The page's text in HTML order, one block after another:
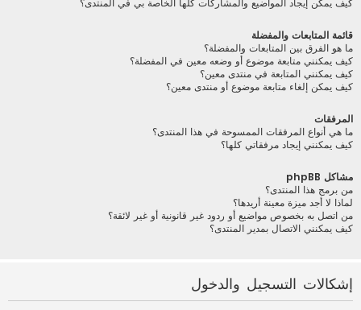
قائمة المتابعات والمفضلة
ما هو الفرق بين المتابعات والمفضلة؟
كيف يمكنني متابعة موضوع أو وضعه معين في المفضلة؟
كيف يمكنني المتابعة في منتدى معين؟
كيف يمكن إلغاء متابعة موضوع أو منتدى معين؟
المرفقات
ما هي أنواع المرفقات الممسوحة في هذا المنتدى؟
كيف يمكنني إيجاد مرفقاتي كلها؟
مشاكل phpBB
من برمج هذا المنتدى؟
لماذا لا أجد ميزة معينة أريدها؟
من اتصل به بخصوص مواضيع أو ردود غير قانونية أو غير لائقة؟
كيف يمكنني الاتصال بمدير المنتدى؟
إشكالات التسجيل والدخول